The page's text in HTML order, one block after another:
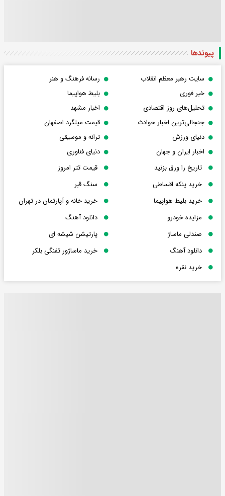
پیوندها
سایت رهبر معظم انقلاب
رسانه فرهنگ و هنر
خبر فوری
بلیط هواپیما
تحلیل‌های روز اقتصادی
اخبار مشهد
جنجالی‌ترین اخبار حوادث
قیمت میلگرد اصفهان
دنیای ورزش
ترانه و موسیقی
اخبار ایران و جهان
دنیای فناوری
تاریخ را ورق بزنید
قیمت تتر امروز
خرید پنکه اقساطی
سنگ قبر
خرید بلیط هواپیما
خرید خانه و آپارتمان در تهران
مزایده خودرو
دانلود آهنگ
صندلی ماساژ
پارتیشن شیشه ای
دانلود آهنگ
خرید ماساژور تفنگی بلکر
خرید نقره